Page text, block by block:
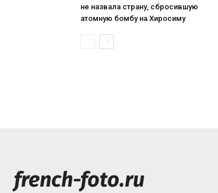
не назвала страну, сбросившую
атомную бомбу на Хиросиму
french-foto.ru